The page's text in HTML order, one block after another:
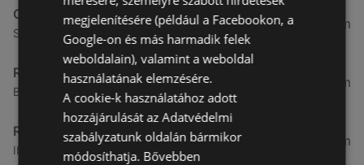
CBA
Somfalvi u. 14., 9400 Sopron
3,31 km
Reál
Besenyő u. 16., 9400 Sopron
3,32 km
Reál
Ibolya út 15., 9400 Sopron
3,41 km
megjelenítésére (például a Facebookon, a
Google-on és más harmadik felek
weboldalain), valamint a weboldal
használatának elemzésére.
A cookie-k használatához adott
hozzájárulását az Adatvédelmi
szabályzatunk oldalán bármikor
módosíthatja. Bővebben